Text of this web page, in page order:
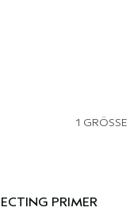
1 GRÖSSE
PRIMER